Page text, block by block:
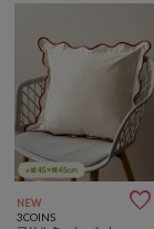
NEW 
3COINS